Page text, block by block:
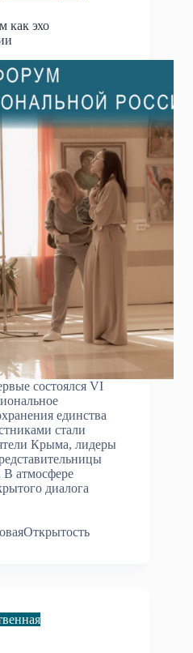
как эхо
состоялся VI
единства
стали
Крыма, лидеры
В атмосфере
диалога